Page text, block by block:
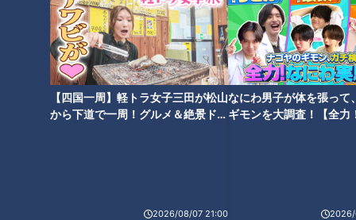
【四国一周】軽トラ女子三田が松山
から下道で一周！グルメ＆絶景ドラ
2026/08/07 21:00
なにわ男子が体を張って
ギモンを大調査！【全力
2026/
「カレー肉じゃが」の作り方
【キユーピー３分クッキング】
「帆立とチコリのサラダ いちご
ソース」の作り方【キユーピー
３分クッキング】